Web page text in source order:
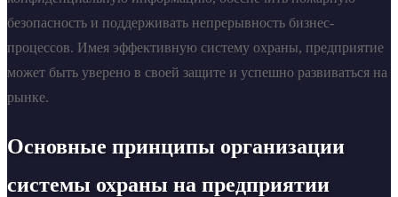
безопасность и поддерживать непрерывность бизнес-
процессов. Имея эффективную систему охраны, предприятие
может быть уверено в своей защите и успешно развиваться на
рынке.
Основные принципы организации
системы охраны на предприятии